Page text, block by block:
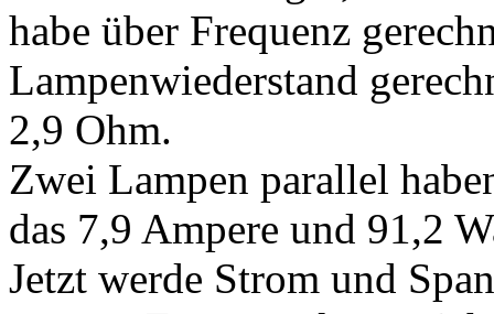
habe über Frequenz
Lampenwiederstand
2,9 Ohm.
Zwei Lampen parallel
das 7,9 Ampere und 91,2
Jetzt werde Strom und